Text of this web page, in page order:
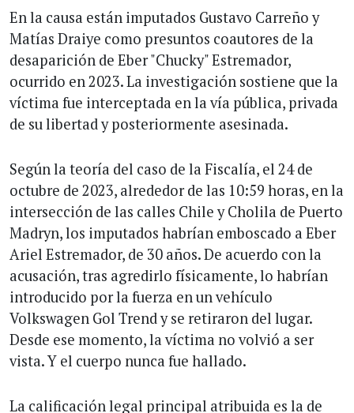
En la causa están imputados Gustavo Carreño y
Matías Draiye como presuntos coautores de la
desaparición de Eber "Chucky" Estremador,
ocurrido en 2023. La investigación sostiene que la
víctima fue interceptada en la vía pública, privada
de su libertad y posteriormente asesinada.
Según la teoría del caso de la Fiscalía, el 24 de
octubre de 2023, alrededor de las 10:59 horas, en la
intersección de las calles Chile y Cholila de Puerto
Madryn, los imputados habrían emboscado a Eber
Ariel Estremador, de 30 años. De acuerdo con la
acusación, tras agredirlo físicamente, lo habrían
introducido por la fuerza en un vehículo
Volkswagen Gol Trend y se retiraron del lugar.
Desde ese momento, la víctima no volvió a ser
vista. Y el cuerpo nunca fue hallado.
La calificación legal principal atribuida es la de